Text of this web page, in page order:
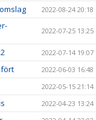
2022-08-24 20:18
2022-07-25 13:25
2022-07-14 19:07
2022-06-03 16:48
2022-05-15 21:14
2022-04-23 13:24